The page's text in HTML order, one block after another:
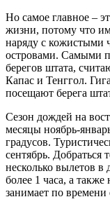
Но самое главное –
жизни, потому что
наряду с кожистыми
островами. Самыми
берегов штата,
Капас и Тенггол.
посещают берега
Сезон дождей на
месяцы ноябрь-
градусов.
сентябрь. Добраться
несколько вылетов в
более 1 часа, а
занимает по времени